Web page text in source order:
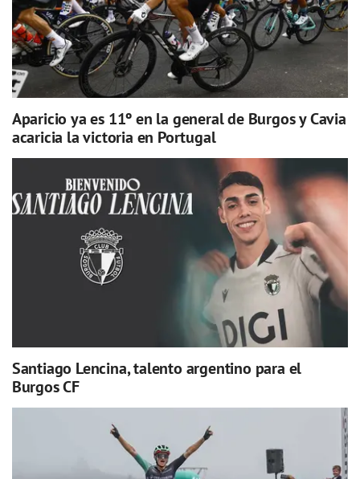
Aparicio ya es 11º en la general de Burgos y Cavia
acaricia la victoria en Portugal
Santiago Lencina, talento argentino para el
Burgos CF